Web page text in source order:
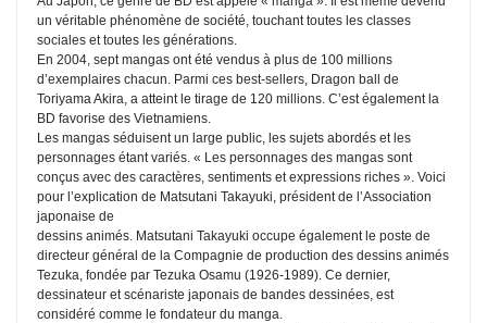
un véritable phénomène de société, touchant toutes les classes
sociales et toutes les générations.
En 2004, sept mangas ont été vendus à plus de 100 millions
d’exemplaires chacun. Parmi ces best-sellers, Dragon ball de
Toriyama Akira, a atteint le tirage de 120 millions. C’est également la
BD favorise des Vietnamiens.
Les mangas séduisent un large public, les sujets abordés et les
personnages étant variés. « Les personnages des mangas sont
conçus avec des caractères, sentiments et expressions riches ». Voici
pour l’explication de Matsutani Takayuki, président de l’Association
japonaise de
dessins animés. Matsutani Takayuki occupe également le poste de
directeur général de la Compagnie de production des dessins animés
Tezuka, fondée par Tezuka Osamu (1926-1989). Ce dernier,
dessinateur et scénariste japonais de bandes dessinées, est
considéré comme le fondateur du manga.